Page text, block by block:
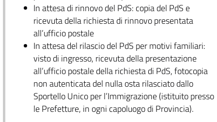
In attesa di rinnovo del PdS: copia del PdS e
ricevuta della richiesta di rinnovo presentata
all’ufficio postale
In attesa del rilascio del PdS per motivi familiari:
visto di ingresso, ricevuta della presentazione
all’ufficio postale della richiesta di PdS, fotocopia
non autenticata del nulla osta rilasciato dallo
Sportello Unico per l’Immigrazione (istituito presso
le Prefetture, in ogni capoluogo di Provincia).